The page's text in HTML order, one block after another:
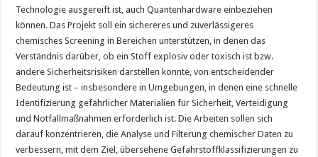
Technologie ausgereift ist, auch Quantenhardware einbeziehen
können. Das Projekt soll ein sichereres und zuverlässigeres
chemisches Screening in Bereichen unterstützen, in denen das
Verständnis darüber, ob ein Stoff explosiv oder toxisch ist bzw.
andere Sicherheitsrisiken darstellen könnte, von entscheidender
Bedeutung ist – insbesondere in Umgebungen, in denen eine schnelle
Identifizierung gefährlicher Materialien für Sicherheit, Verteidigung
und Notfallmaßnahmen erforderlich ist. Die Arbeiten sollen sich
darauf konzentrieren, die Analyse und Filterung chemischer Daten zu
verbessern, mit dem Ziel, übersehene Gefahrstoffklassifizierungen zu